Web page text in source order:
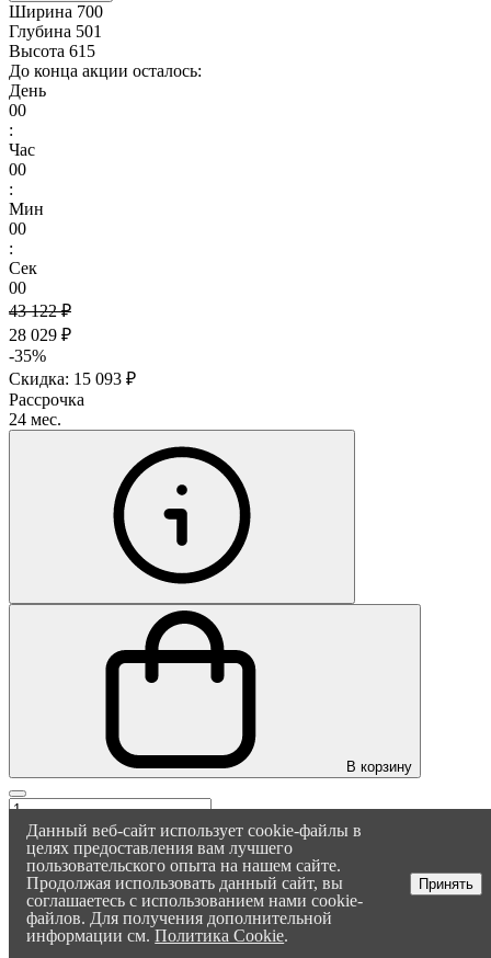
Ширина 700
Глубина 501
Высота 615
До конца акции осталось:
День
00
:
Час
00
:
Мин
00
:
Сек
00
43 122 ₽
28 029 ₽
-35%
Скидка: 15 093 ₽
Рассрочка
24 мес.
В корзину
Данный веб-сайт использует cookie-файлы в
целях предоставления вам лучшего
пользовательского опыта на нашем сайте.
Продолжая использовать данный сайт, вы
соглашаетесь с использованием нами cookie-
файлов. Для получения дополнительной
информации см.Политика Cookie.
Принять